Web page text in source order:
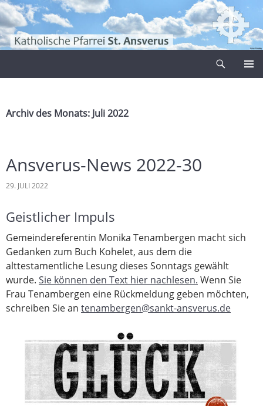
Zum
Inhalt
springen
Archiv des Monats: Juli 2022
Ansverus-News 2022-30
29. JULI 2022
Geistlicher Impuls
Gemeindereferentin Monika Tenambergen macht sich
Gedanken zum Buch Kohelet, aus dem die
alttestamentliche Lesung dieses Sonntags gewählt
wurde. Sie können den Text hier nachlesen. Wenn Sie
Frau Tenambergen eine Rückmeldung geben möchten,
schreiben Sie an tenambergen@sankt-ansverus.de